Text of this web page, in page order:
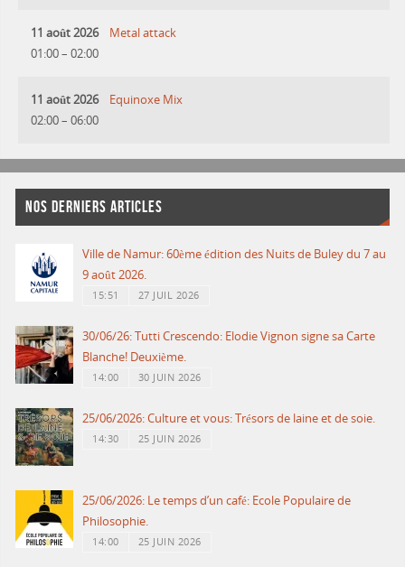
11 août 2026
01:00– 02:00
Metal attack
11 août 2026
02:00– 06:00
Equinoxe Mix
NOS DERNIERS ARTICLES
Ville de Namur: 60ème édition des Nuits de Buley du 7 au
9 août 2026.
15:51 27 JUIL 2026
30/06/26: Tutti Crescendo: Elodie Vignon signe sa Carte
Blanche! Deuxième.
14:00 30 JUIN 2026
25/06/2026: Culture et vous: Trésors de laine et de soie.
14:30 25 JUIN 2026
25/06/2026: Le temps d’un café: Ecole Populaire de
Philosophie.
14:00 25 JUIN 2026